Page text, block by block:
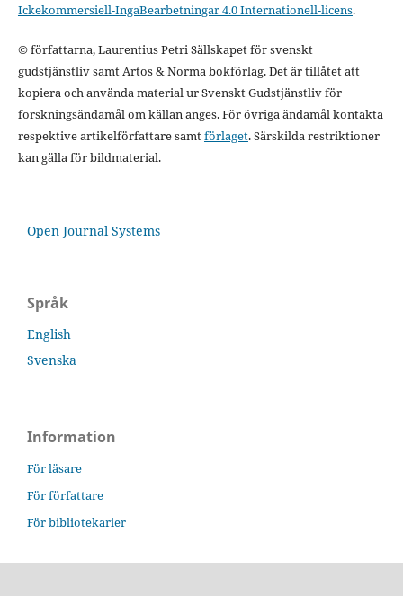
Ickekommersiell-IngaBearbetningar 4.0 Internationell-licens.
© författarna, Laurentius Petri Sällskapet för svenskt
gudstjänstliv samt Artos & Norma bokförlag. Det är tillåtet att
kopiera och använda material ur Svenskt Gudstjänstliv för
forskningsändamål om källan anges. För övriga ändamål kontakta
respektive artikelförfattare samtförlaget. Särskilda restriktioner
kan gälla för bildmaterial.
Open Journal Systems
Språk
English
Svenska
Information
För läsare
För författare
För bibliotekarier